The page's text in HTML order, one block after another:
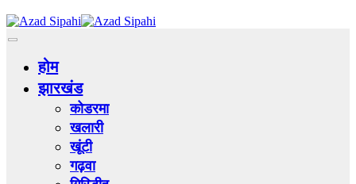
होम
झारखंड
कोडरमा
खलारी
खूंटी
गढ़वा